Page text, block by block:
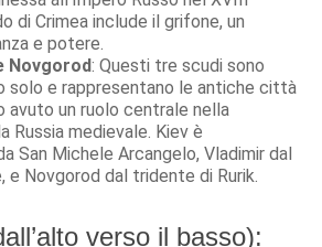
di Crimea include il grifone, un
e potere.
Novgorod: Questi tre scudi sono
solo e rappresentano le antiche città
avuto un ruolo centrale nella
Russia medievale. Kiev è
San Michele Arcangelo, Vladimir dal
e Novgorod dal tridente di Rurik.
verso il basso):